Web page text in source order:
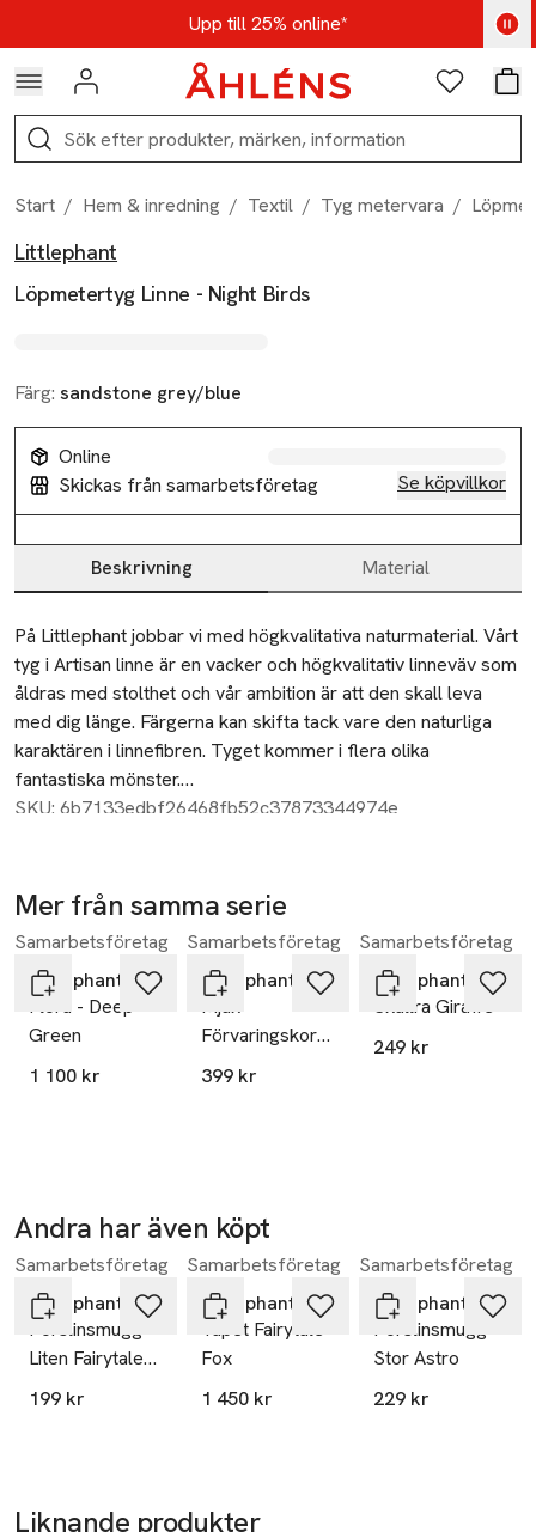
Hoppa till navigationsmenynUpp till 25% online*
Kod: AUG25 - Shoppa nu
Logga in Favoriter
Sök
Start / Hem & inredning / Textil / Tyg metervara /
Produktbilder
Hoppa över bildspelet
Littlephant
Löpmetertyg Linne - Night Birds
Färg: sandstone grey/blue
Online
Skickas från samarbetsföretag
Se köpvillkor
Produktinformation
Beskrivning Material
Beskrivning
På Littlephant jobbar vi med högkvalitativa naturmaterial. Vårt
tyg i Artisan linne är en vacker och högkvalitativ linneväv som
åldras med stolthet och vår ambition är att den skall leva
med dig länge. Färgerna kan skifta tack vare den naturliga
karaktären i linnefibren. Tyget kommer i flera olika
fantastiska mönster.
Tvättråd: Handtvätt 30Âº C. Kan krympa 3-6%.
Martindale: 15.000
Designad i Sverige av Camilla Lundsten för Littlephant.
Producerad i Estland, ÖKO-Tex certifierad.
SKU: 6b7133edbf26468fb52c37873344974e
Mer från samma serie
Hoppa över bildspelet
Samarbetsföretag
Littlephant
Flora - Deep
Green
1 100 kr
Samarbetsföretag
Littlephant
Mjuk
Förvaringskorg
Medium
399 kr
Samarbetsföretag
Littlephant
Skallra Giraffe
249 kr
Andra har även köpt
Hoppa över bildspelet
Samarbetsföretag
Littlephant
Porslinsmugg
Liten Fairytale
Fox
199 kr
Samarbetsföretag
Littlephant
Tapet Fairytale
Fox
1 450 kr
Samarbetsföretag
Littlephant
Porslinsmugg
Stor Astro
229 kr
Liknande produkter